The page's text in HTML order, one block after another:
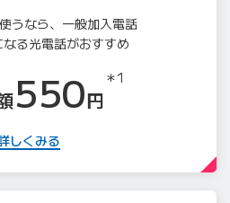
うなら、一般加入電話
る光電話がおすすめ
550円
＊1
しくみる